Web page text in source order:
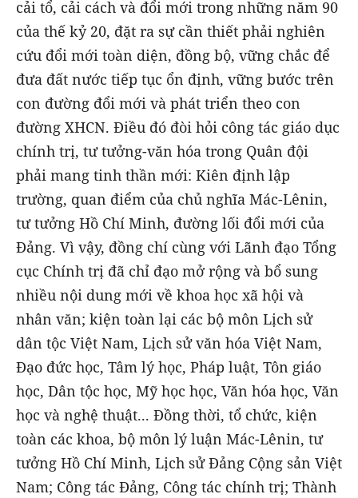
cải tổ, cải cách và đổi mới trong những năm 90
của thế kỷ 20, đặt ra sự cần thiết phải nghiên
cứu đổi mới toàn diện, đồng bộ, vững chắc để
đưa đất nước tiếp tục ổn định, vững bước trên
con đường đổi mới và phát triển theo con
đường XHCN. Điều đó đòi hỏi công tác giáo dục
chính trị, tư tưởng-văn hóa trong Quân đội
phải mang tinh thần mới: Kiên định lập
trường, quan điểm của chủ nghĩa Mác-Lênin,
tư tưởng Hồ Chí Minh, đường lối đổi mới của
Đảng. Vì vậy, đồng chí cùng với Lãnh đạo Tổng
cục Chính trị đã chỉ đạo mở rộng và bổ sung
nhiều nội dung mới về khoa học xã hội và
nhân văn; kiện toàn lại các bộ môn Lịch sử
dân tộc Việt Nam, Lịch sử văn hóa Việt Nam,
Đạo đức học, Tâm lý học, Pháp luật, Tôn giáo
học, Dân tộc học, Mỹ học học, Văn hóa học, Văn
học và nghệ thuật... Đồng thời, tổ chức, kiện
toàn các khoa, bộ môn lý luận Mác-Lênin, tư
tưởng Hồ Chí Minh, Lịch sử Đảng Cộng sản Việt
Nam; Công tác Đảng, Công tác chính trị; Thành